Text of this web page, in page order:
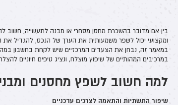
בין אם מדובר בהשכרת מחסן מסחרי או מבנה לתעשייה, חשוב
ומקצועי יכול לשפר משמעותית את הערך של הנכס, להגדיל את
במאמר זה, נבחן את הצעדים המרכזיים שיש לקחת בחשבון
במרכיבים המהותיים של שיפוץ מוצלח, ונציג טיפים חיוניים
למה חשוב לשפץ מחסנים
שיפור התשתיות והתאמה לצרכים עדכניים